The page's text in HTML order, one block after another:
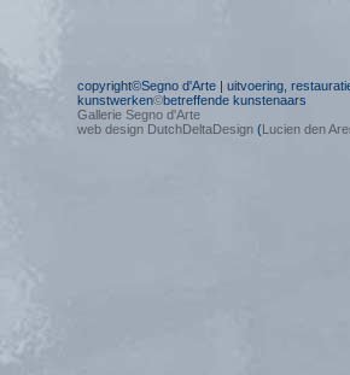
copyright©Segno d'Arte | uitvoering,
kunstwerken©betreffende kunstenaars
Gallerie Segno d'Arte
web design DutchDeltaDesign (Lucien den